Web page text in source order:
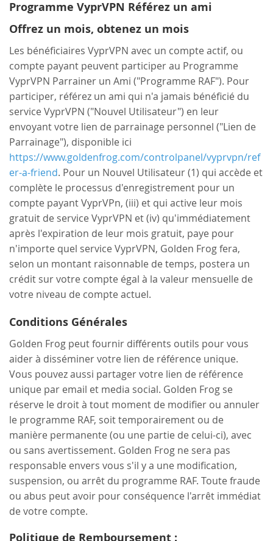
Programme VyprVPN Référez un ami
Offrez un mois, obtenez un mois
Les bénéficiaires VyprVPN avec un compte actif, ou
compte payant peuvent participer au Programme
VyprVPN Parrainer un Ami ("Programme RAF"). Pour
participer, référez un ami qui n'a jamais bénéficié du
service VyprVPN ("Nouvel Utilisateur") en leur
envoyant votre lien de parrainage personnel ("Lien de
Parrainage"), disponible ici
https://www.goldenfrog.com/controlpanel/vyprvpn/ref
er-a-friend. Pour un Nouvel Utilisateur (1) qui accède et
complète le processus d'enregistrement pour un
compte payant VyprVPn, (iii) et qui active leur mois
gratuit de service VyprVPN et (iv) qu'immédiatement
après l'expiration de leur mois gratuit, paye pour
n'importe quel service VyprVPN, Golden Frog fera,
selon un montant raisonnable de temps, postera un
crédit sur votre compte égal à la valeur mensuelle de
votre niveau de compte actuel.
Conditions Générales
Golden Frog peut fournir différents outils pour vous
aider à disséminer votre lien de référence unique.
Vous pouvez aussi partager votre lien de référence
unique par email et media social. Golden Frog se
réserve le droit à tout moment de modifier ou annuler
le programme RAF, soit temporairement ou de
manière permanente (ou une partie de celui-ci), avec
ou sans avertissement. Golden Frog ne sera pas
responsable envers vous s'il y a une modification,
suspension, ou arrêt du programme RAF. Toute fraude
ou abus peut avoir pour conséquence l'arrêt immédiat
de votre compte.
Politique de Remboursement :